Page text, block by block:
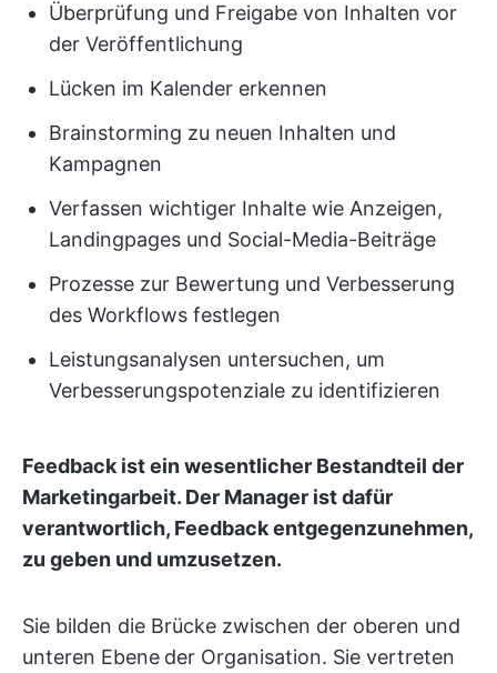
Überprüfung und Freigabe von Inhalten vor
der Veröffentlichung
Lücken im Kalender erkennen
Brainstorming zu neuen Inhalten und
Kampagnen
Verfassen wichtiger Inhalte wie Anzeigen,
Landingpages und Social-Media-Beiträge
Prozesse zur Bewertung und Verbesserung
des Workflows festlegen
Leistungsanalysen untersuchen, um
Verbesserungspotenziale zu identifizieren
Feedback ist ein wesentlicher Bestandteil der
Marketingarbeit. Der Manager ist dafür
verantwortlich, Feedback entgegenzunehmen,
zu geben und umzusetzen.
Sie bilden die Brücke zwischen der oberen und
unteren Ebene der Organisation. Sie vertreten